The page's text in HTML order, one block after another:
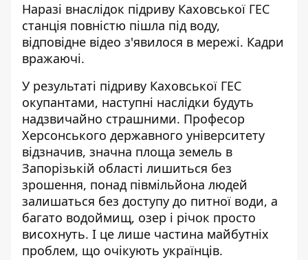
Наразі внаслідок підриву Каховської ГЕС
станція повністю пішла під воду,
відповідне відео з'явилося в мережі. Кадри
вражаючі.
У результаті підриву Каховської ГЕС
окупантами, наступні наслідки будуть
надзвичайно страшними. Професор
Херсонського державного університету
відзначив, значна площа земель в
Запорізькій області лишиться без
зрошення, понад півмільйона людей
залишаться без доступу до питної води, а
багато водоймищ, озер і річок просто
висохнуть. І це лише частина майбутніх
проблем, що очікують українців.